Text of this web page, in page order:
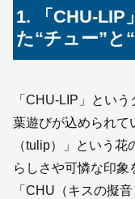
1. 「
た“チュー”と
「CHU-LIP」とい
葉遊びが込められて
（tulip）」という
らしさや可憐な印象
「CHU（キスの擬